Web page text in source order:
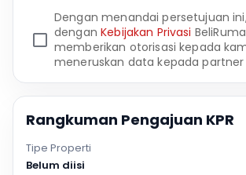
Dengan menandai persetujuan
denganKebijakan Privasi
memberikan otorisasi kepada
meneruskan data kepada partner
Rangkuman Pengajuan KPR
Tipe Properti
Belum diisi